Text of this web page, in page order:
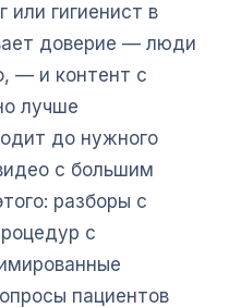
или гигиенист в
доверие — люди
— и контент с
лучше
до нужного
с большим
разборы с
с
пациентов